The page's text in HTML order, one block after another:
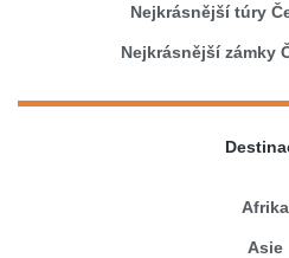
Nejkrásnější túry
Nejkrásnější zámky
Afrika
Asie